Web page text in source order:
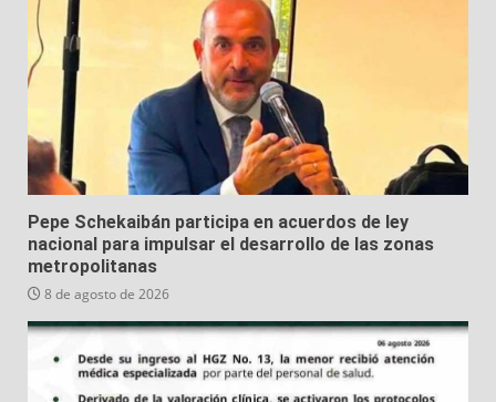
Pepe Schekaibán participa en acuerdos de ley
nacional para impulsar el desarrollo de las zonas
metropolitanas
8 de agosto de 2026